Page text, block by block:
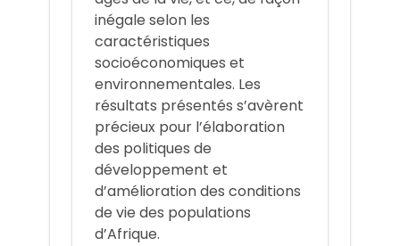
inégale selon les
caractéristiques
socioéconomiques et
environnementales. Les
résultats présentés s’avèrent
précieux pour l’élaboration
des politiques de
développement et
d’amélioration des conditions
de vie des populations
d’Afrique.